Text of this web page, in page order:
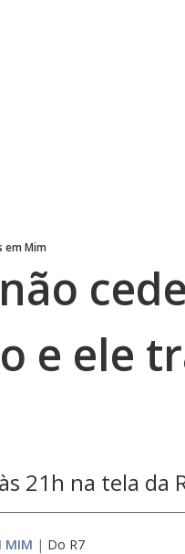
em Mim
e ele
21h na tela da
MIM | Do R7